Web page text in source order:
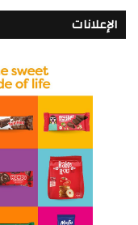
الإعلانات